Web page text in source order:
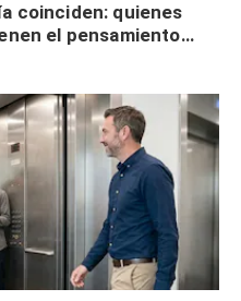
coinciden: quienes
el pensamiento
desinterés